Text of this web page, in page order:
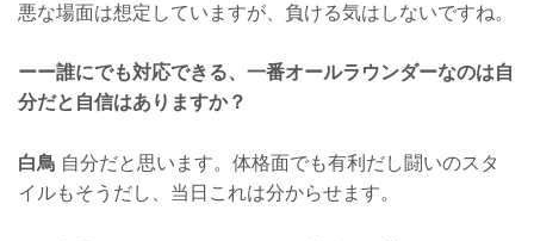
悪な場面は想定していますが、負ける気はしないですね。
ーー誰にでも対応できる、一番オールラウンダーなのは自
分だと自信はありますか？
白鳥 自分だと思います。体格面でも有利だし闘いのスタ
イルもそうだし、当日これは分からせます。